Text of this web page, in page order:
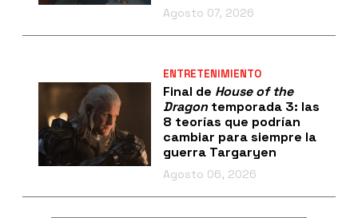
Agosto 07, 2026
ENTRETENIMIENTO
Final de House of the
Dragontemporada 3: las
8 teorías que podrían
cambiar para siempre la
guerra Targaryen
Agosto 06, 2026